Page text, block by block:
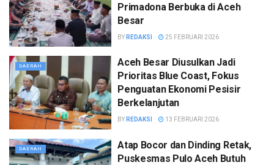
Primadona Berbuka di Aceh
Besar
BY REDAKSI 25 FEBRUARI 2026
DAERAH
Aceh Besar Diusulkan Jadi
Prioritas Blue Coast, Fokus
Penguatan Ekonomi Pesisir
Berkelanjutan
BY REDAKSI 13 FEBRUARI 2026
DAERAH
Atap Bocor dan Dinding Retak,
Puskesmas Pulo Aceh Butuh